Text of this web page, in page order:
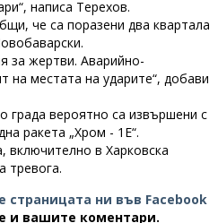
написа Терехов.
че са поразени два квартала
за жертви. Аварийно-
на местата на ударите“, добави
града вероятно са извършени с
ракета „Хром - 1Е“.
включително в Харковска
тревога.
страницата ни във Facebook
и вашите коментари.